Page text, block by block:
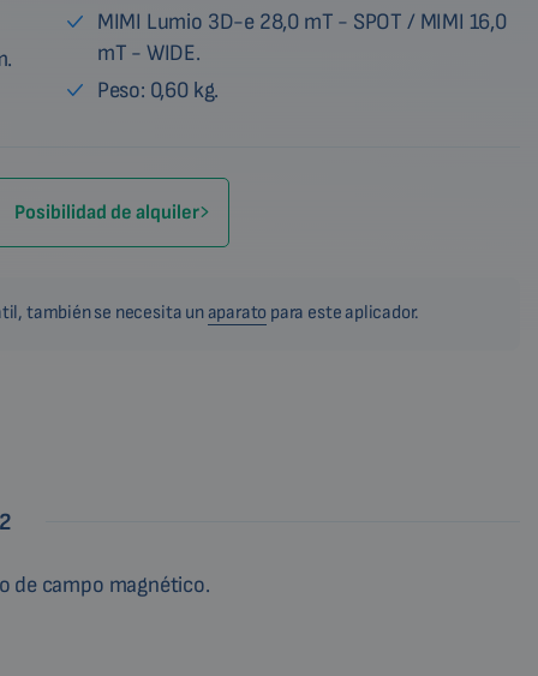
MIMI Lumio 3D-e 28,0 mT - SPOT / MIMI 16,0
mT - WIDE.
Peso: 0,60 kg.
Posibilidad de alquiler
también se necesita un aparato para este aplicador.
de campo magnético.